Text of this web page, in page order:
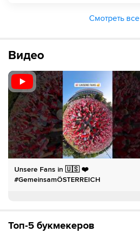
Смотреть все
Видео
Unsere Fans in 🇺🇸 ❤️
#GemeinsamÖSTERREICH
Топ-5 букмекеров